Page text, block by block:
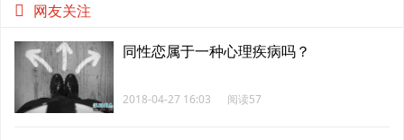
网友关注
同性恋属于一种心理疾病吗？
2018-04-27 16:03 阅读57